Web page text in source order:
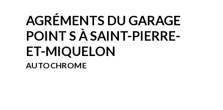
AGRÉMENTS DU GARAGE
POINT S À SAINT-PIERRE-
ET-MIQUELON
AUTOCHROME